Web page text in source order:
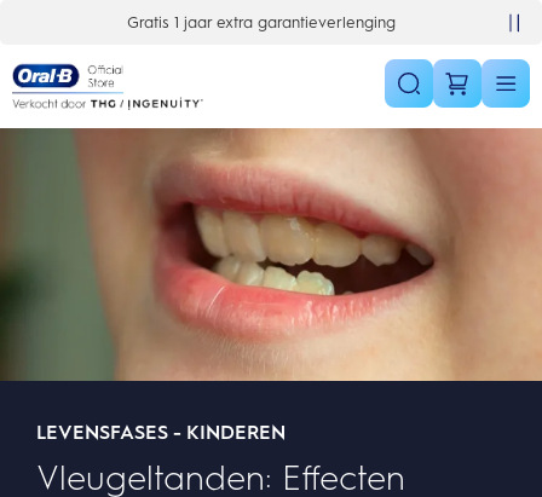
Gratis 1 jaar extra garantieverlenging
LEVENSFASES - KINDEREN
Vleugeltanden: Effecten